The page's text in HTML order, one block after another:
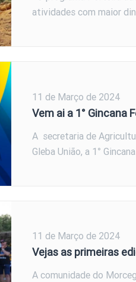
atividades com maior
11 de Março de 2024
Vem ai a 1° Gincana
A secretaria de
Gleba União, a 1°
11 de Março de 2024
Vejas as primeiras
A comunidade do